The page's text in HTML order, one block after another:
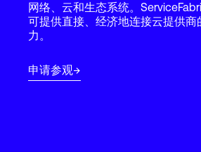
登录
网络、云和生态系统。
可提供直接、经济地连接云提供商
力。
申请参观